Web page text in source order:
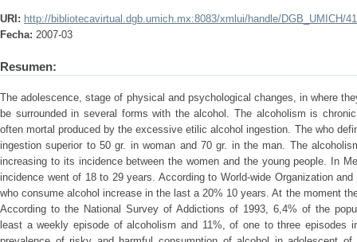
URI: http://bibliotecavirtual.dgb.umich.mx:8083/xmlui/handle/DGB_UMICH/
Fecha: 2007-03
Resumen:
The adolescence, stage of physical and psychological changes, in where
be surrounded in several forms with the alcohol. The alcoholism is
often mortal produced by the excessive etilic alcohol ingestion. The who
ingestion superior to 50 gr. in woman and 70 gr. in the man. The
increasing to its incidence between the women and the young people. In
incidence went of 18 to 29 years. According to World-wide Organization
who consume alcohol increase in the last a 20% 10 years. At the moment
According to the National Survey of Addictions of 1993, 6,4% of the
least a weekly episode of alcoholism and 11%, of one to three episodes